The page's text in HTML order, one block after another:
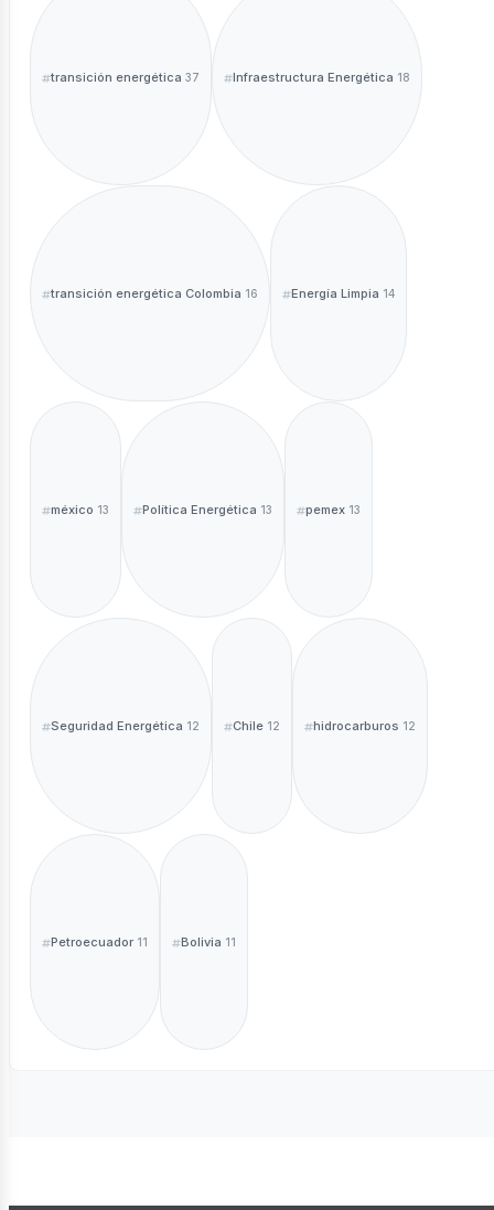
transición energética 37 Infraestructura Energética 18
transición energética Colombia 16 Energía Limpia 14
méxico 13 Política Energética 13 pemex 13
Seguridad Energética 12 Chile 12 hidrocarburos 12
Petroecuador 11 Bolivia 11